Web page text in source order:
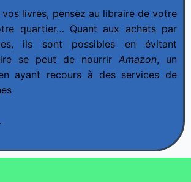
vos livres, pensez au libraire de votre
quartier… Quant aux achats par
ils sont possibles en évitant
se peut de nourrir Amazon, un
ayant recours à des services de